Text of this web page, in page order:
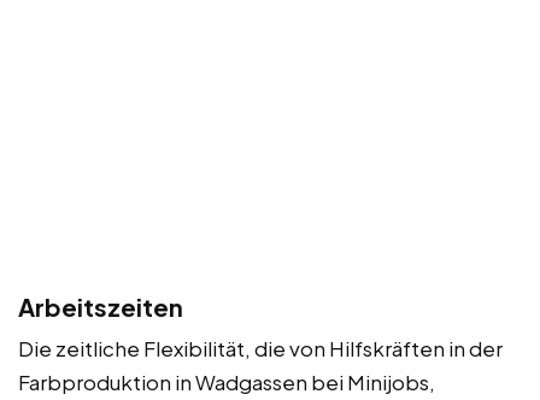
Arbeitszeiten
Die zeitliche Flexibilität, die von Hilfskräften in der
Farbproduktion in Wadgassen bei Minijobs,